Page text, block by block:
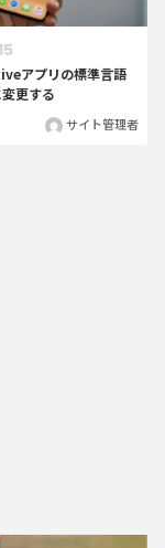
アプリの標準言語
更する
サイト管理者